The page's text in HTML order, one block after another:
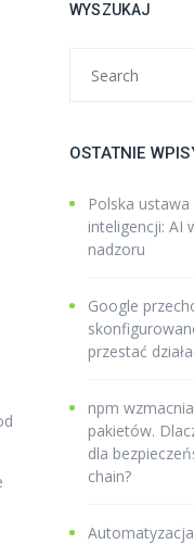
WYSZUKAJ
OSTATNIE
Polska
inteligencji: AI
nadzoru
Google
przestać
npm
pakietów.
dla
chain?